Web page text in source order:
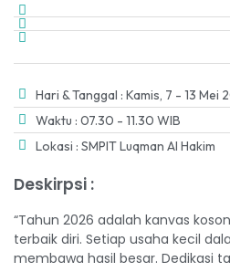
Hari & Tanggal : Kamis, 7 - 13 Mei
Waktu : 07.30 - 11.30 WIB
Lokasi : SMPIT Luqman Al Hakim
Deskirpsi :
“Tahun 2026 adalah kanvas
terbaik diri. Setiap usaha kecil
membawa hasil besar. Dedikasi